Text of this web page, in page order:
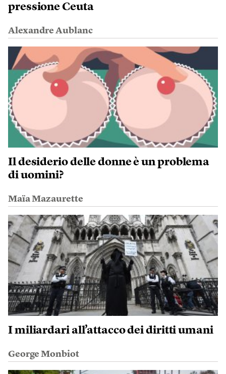
pressione Ceuta
Alexandre Aublanc
Il desiderio delle donne è un problema
di uomini?
Maïa Mazaurette
I miliardari all’attacco dei diritti umani
George Monbiot